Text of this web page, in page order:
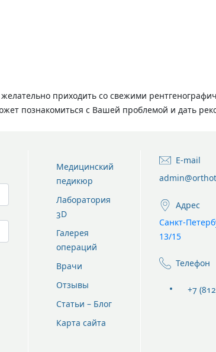
приходить со свежими
познакомиться с Вашей проблемой и дать
Медицинский
педикюр
Лаборатория
3D
Галерея
операций
Врачи
Отзывы
Статьи – Блог
Карта сайта
E-mail
Адрес
Санкт-
13/15
Телефон
+7